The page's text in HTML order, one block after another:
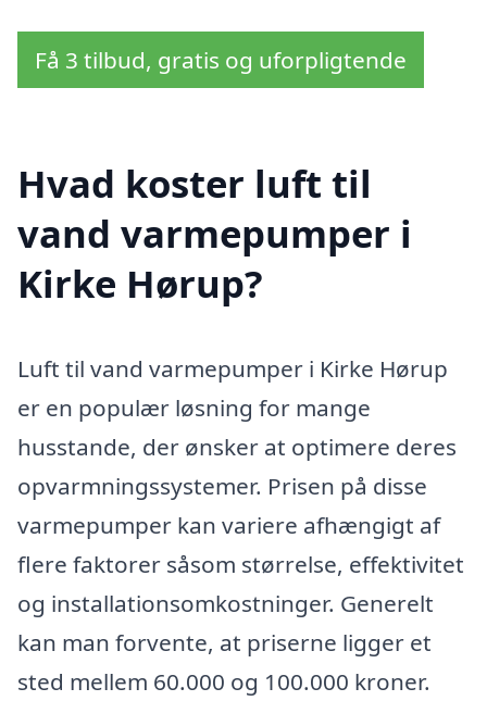
Få 3 tilbud, gratis og uforpligtende
Hvad koster luft til
vand varmepumper i
Kirke Hørup?
Luft til vand varmepumper i Kirke Hørup
er en populær løsning for mange
husstande, der ønsker at optimere deres
opvarmningssystemer. Prisen på disse
varmepumper kan variere afhængigt af
flere faktorer såsom størrelse, effektivitet
og installationsomkostninger. Generelt
kan man forvente, at priserne ligger et
sted mellem 60.000 og 100.000 kroner.